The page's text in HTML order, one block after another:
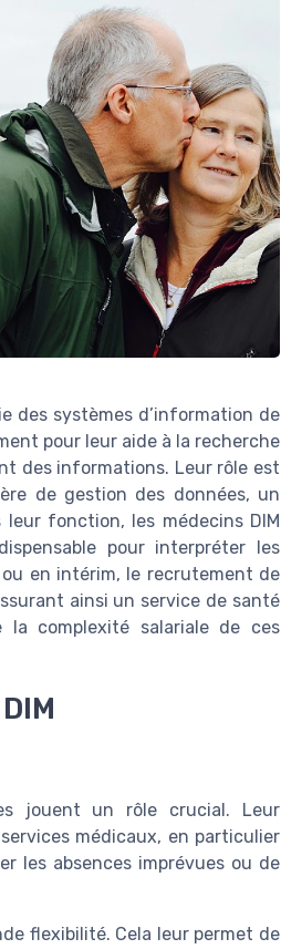
des systèmes d’information de
pour leur aide à la recherche
des informations. Leur rôle est
de gestion des données, un
fonction, les médecins DIM
pour interpréter les
ou en intérim, le recrutement de
ainsi un service de santé
la complexité salariale de ces
jouent un rôle crucial. Leur
médicaux, en particulier
les absences imprévues ou de
flexibilité. Cela leur permet de